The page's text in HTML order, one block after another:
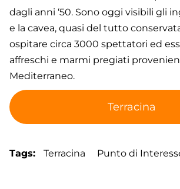
dagli anni ‘50. Sono oggi visibili gli
e la cavea, quasi del tutto
ospitare circa 3000 spettatori ed
affreschi e marmi pregiati
Mediterraneo.
Terracina
Tags Terracina Punto di